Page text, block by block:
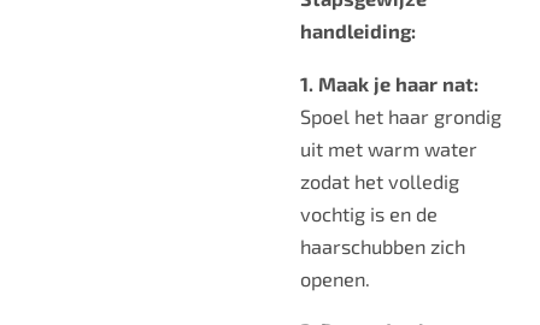
handleiding:
1. Maak je haar nat:
Spoel het haar grondig
uit met warm water
zodat het volledig
vochtig is en de
haarschubben zich
openen.